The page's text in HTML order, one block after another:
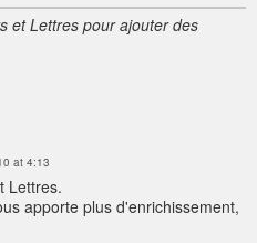
et Lettres pour ajouter des
at 4:13
Lettres.
apporte plus d'enrichissement,